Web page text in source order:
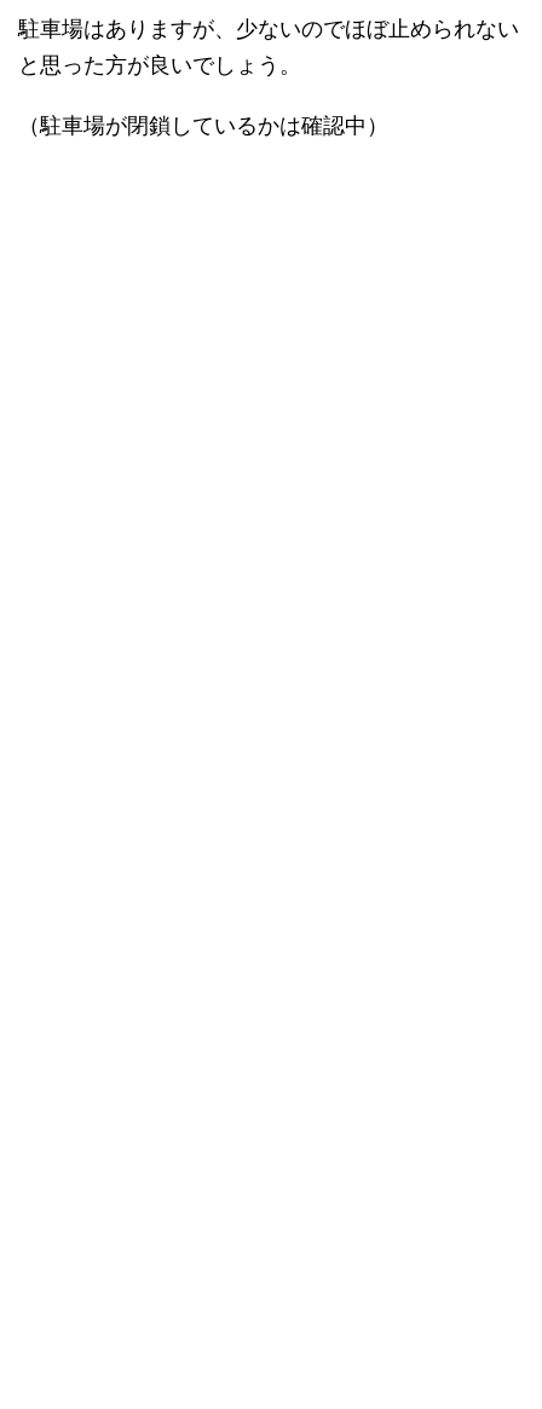
駐車場はありますが、少ないのでほぼ止められない
と思った方が良いでしょう。
（駐車場が閉鎖しているかは確認中）